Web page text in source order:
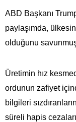
ABD Başkanı
paylaşımda,
olduğunu
Üretimin hız
ordunun zafiyet
bilgileri
süreli hapis